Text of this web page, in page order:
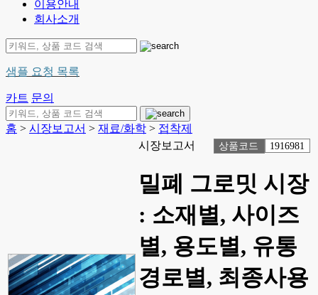
이용안내
회사소개
샘플 요청 목록
카트 문의
홈 > 시장보고서 > 재료/화학 > 접착제
시장보고서
상품코드 1916981
밀폐 그로밋 시장
: 소재별, 사이즈
별, 용도별, 유통
경로별, 최종사용